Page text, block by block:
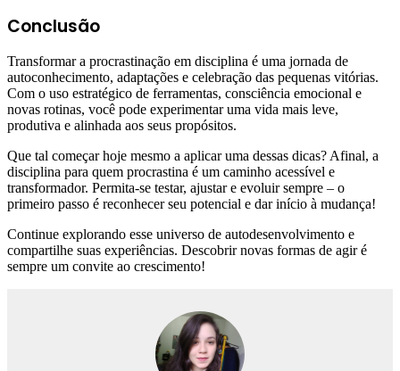
Conclusão
Transformar a procrastinação em disciplina é uma jornada de
autoconhecimento, adaptações e celebração das pequenas vitórias.
Com o uso estratégico de ferramentas, consciência emocional e
novas rotinas, você pode experimentar uma vida mais leve,
produtiva e alinhada aos seus propósitos.
Que tal começar hoje mesmo a aplicar uma dessas dicas? Afinal, a
disciplina para quem procrastina é um caminho acessível e
transformador. Permita-se testar, ajustar e evoluir sempre – o
primeiro passo é reconhecer seu potencial e dar início à mudança!
Continue explorando esse universo de autodesenvolvimento e
compartilhe suas experiências. Descobrir novas formas de agir é
sempre um convite ao crescimento!